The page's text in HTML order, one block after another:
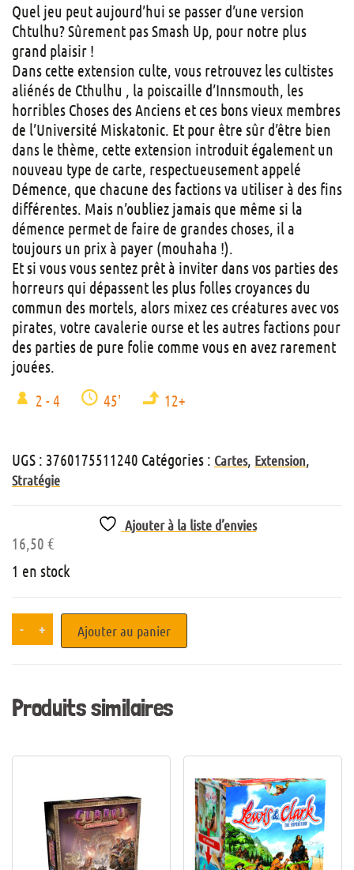
Quel jeu peut aujourd’hui se passer d’une version
Chtulhu? Sûrement pas Smash Up, pour notre plus
grand plaisir !
Dans cette extension culte, vous retrouvez les cultistes
aliénés de Cthulhu , la poiscaille d’Innsmouth, les
horribles Choses des Anciens et ces bons vieux membres
de l’Université Miskatonic. Et pour être sûr d’être bien
dans le thème, cette extension introduit également un
nouveau type de carte, respectueusement appelé
Démence, que chacune des factions va utiliser à des fins
différentes. Mais n’oubliez jamais que même si la
démence permet de faire de grandes choses, il a
toujours un prix à payer (mouhaha !).
Et si vous vous sentez prêt à inviter dans vos parties des
horreurs qui dépassent les plus folles croyances du
commun des mortels, alors mixez ces créatures avec vos
pirates, votre cavalerie ourse et les autres factions pour
des parties de pure folie comme vous en avez rarement
jouées.
2 - 4
45' 12+
UGS : 3760175511240 Catégories : Cartes, Extension,
Stratégie
Ajouter à la liste d’envies
16,50 €
1 en stock
- + Ajouter au panier
Produits similaires